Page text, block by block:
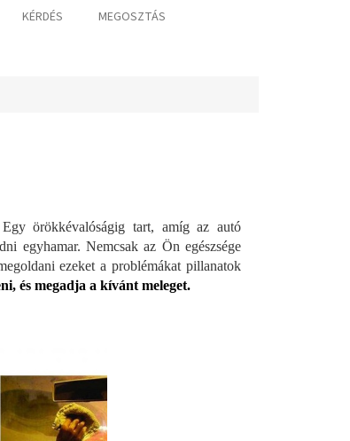
KÉRDÉS MEGOSZTÁS
örökkévalóságig tart, amíg az autó
egyhamar. Nemcsak az Ön egészsége
ezeket a problémákat pillanatok
és megadja a kívánt meleget.